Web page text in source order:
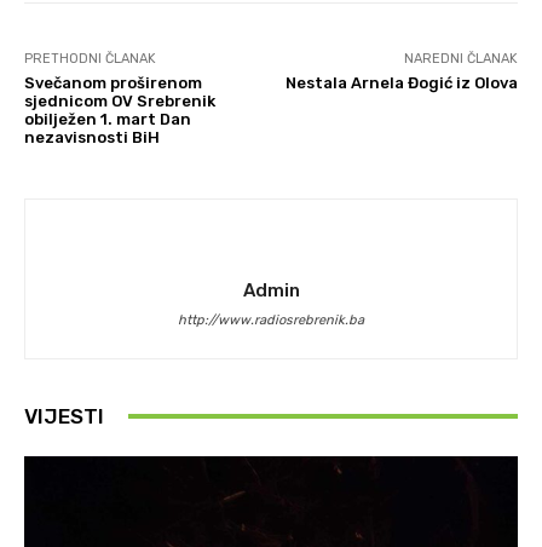
PRETHODNI ČLANAK
Svečanom proširenom
sjednicom OV Srebrenik
obilježen 1. mart Dan
nezavisnosti BiH
NAREDNI ČLANAK
Nestala Arnela Đogić iz Olova
Admin
http://www.radiosrebrenik.ba
VIJESTI